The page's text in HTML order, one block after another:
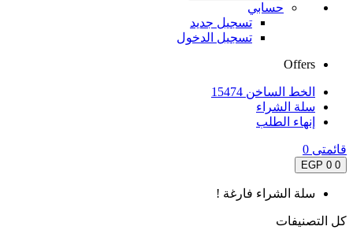
حسابي
تسجيل جديد
تسجيل الدخول
Offers
الخط الساخن 15474
سلة الشراء
إنهاء الطلب
قائمتى 0
0
0 EGP
سلة الشراء فارغة !
كل التصنيفات